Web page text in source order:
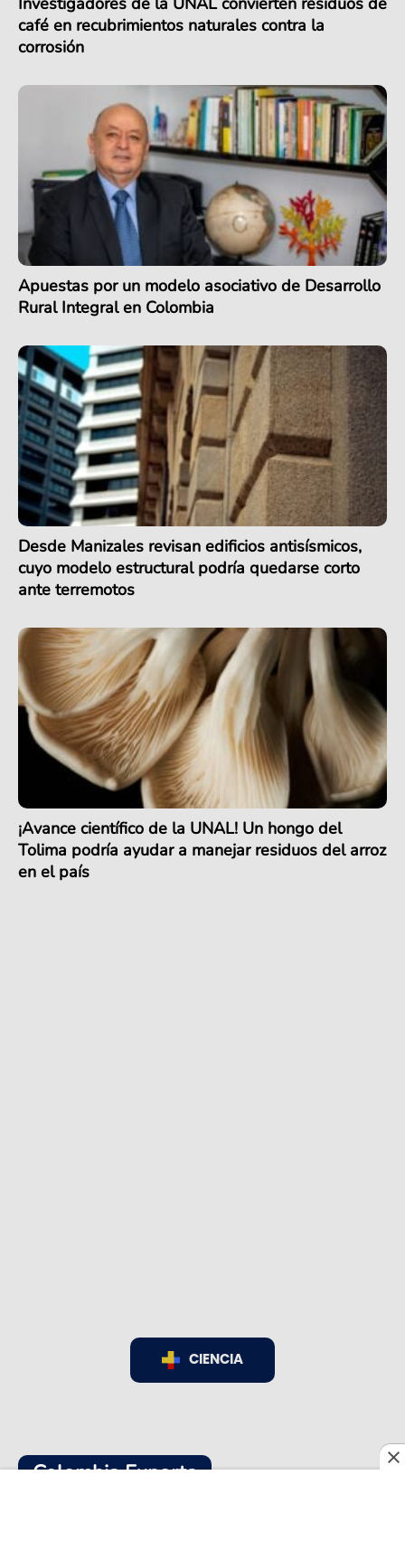
café en recubrimientos naturales contra la
corrosión
Apuestas por un modelo asociativo de Desarrollo
Rural Integral en Colombia
Desde Manizales revisan edificios antisísmicos,
cuyo modelo estructural podría quedarse corto
ante terremotos
¡Avance científico de la UNAL! Un hongo del
Tolima podría ayudar a manejar residuos del arroz
en el país
CIENCIA
Colombia Exporta